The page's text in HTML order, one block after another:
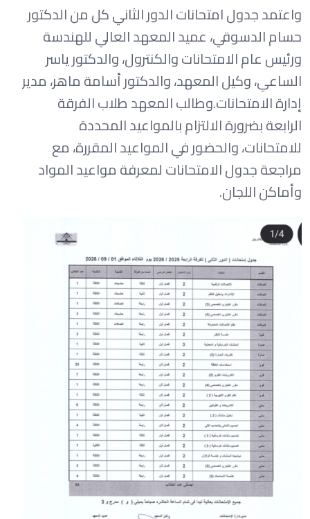
واعتمد جدول امتحانات الدور الثاني كل من الدكتور
حسام الدسوقي، عميد المعهد العالي للهندسة
ورئيس عام الامتحانات والكنترول، والدكتور ياسر
الساعي، وكيل المعهد، والدكتور أسامة ماهر، مدير
إدارة الامتحانات.وطالب المعهد طلاب الفرقة
الرابعة بضرورة الالتزام بالمواعيد المحددة
للامتحانات، والحضور في المواعيد المقررة، مع
مراجعة جدول الامتحانات لمعرفة مواعيد المواد
وأماكن اللجان.